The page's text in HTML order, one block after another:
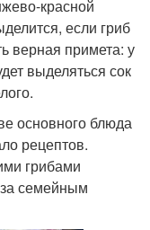
красной
если гриб
верная примета: у
выделяться сок
основного блюда
рецептов.
грибами
семейным